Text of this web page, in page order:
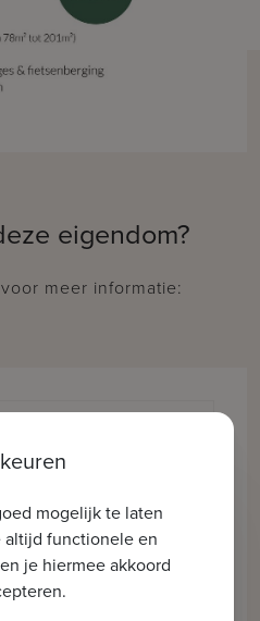
eigendom?
meer informatie:
mogelijk te laten
functionele en
je hiermee akkoord